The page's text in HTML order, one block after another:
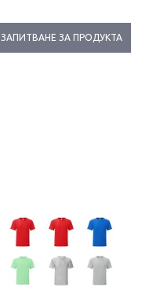
ЗАПИТВАНЕ ЗА ПРОДУКТА